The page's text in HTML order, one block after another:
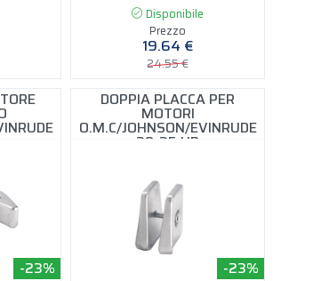
Disponibile
Prezzo
19.64 €
24.55 €
-23%
DOPPIA PLACCA PER
MOTORI
O.M.C/JOHNSON/EVINRUDE
20-35 HP
-23%